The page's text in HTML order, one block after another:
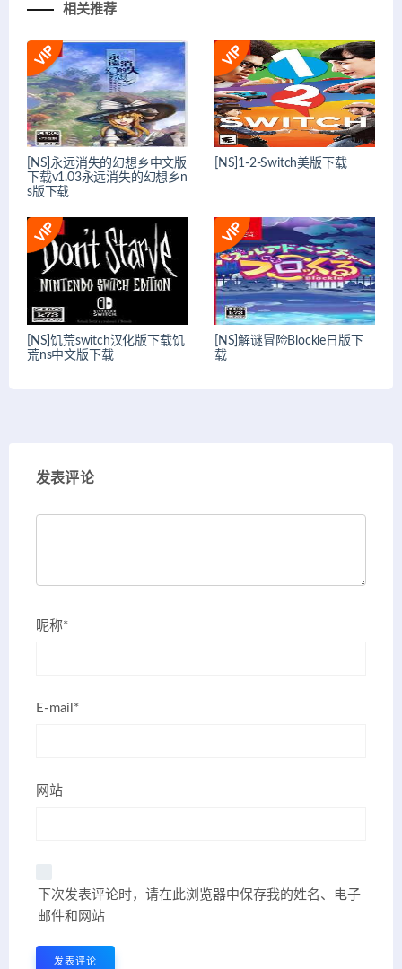
相关推荐
[NS]永远消失的幻想乡中文版
下载v1.03永远消失的幻想乡n
s版下载
[NS]1-2-Switch美版下载
[NS]饥荒switch汉化版下载饥
荒ns中文版下载
[NS]解谜冒险Blockle日版下
载
发表评论
昵称*
E-mail*
网站
下次发表评论时，请在此浏览器中保存我的姓名、电子
邮件和网站